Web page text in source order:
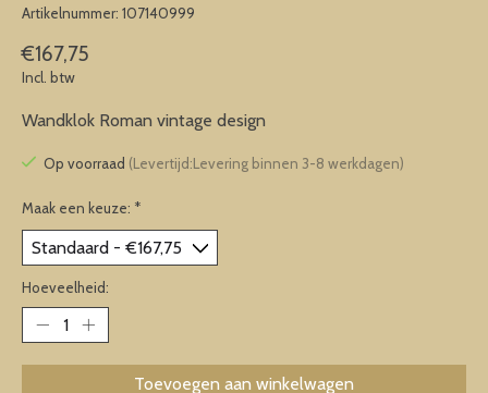
Artikelnummer: 107140999
€167,75
Incl. btw
Wandklok Roman vintage design
Op voorraad (Levertijd:Levering binnen 3-8 werkdagen)
Maak een keuze: *
Hoeveelheid:
Toevoegen aan winkelwagen